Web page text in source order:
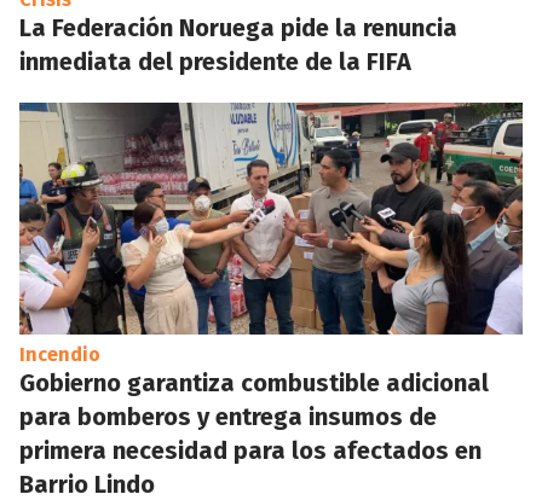
La Federación Noruega pide la renuncia
inmediata del presidente de la FIFA
Incendio
Gobierno garantiza combustible adicional
para bomberos y entrega insumos de
primera necesidad para los afectados en
Barrio Lindo